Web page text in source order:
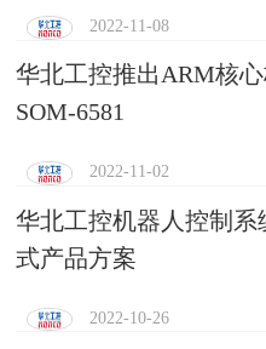
2022-11-08
华北工控推出ARM核
SOM-6581
2022-11-02
华北工控机器人控制系
式产品方案
2022-10-26